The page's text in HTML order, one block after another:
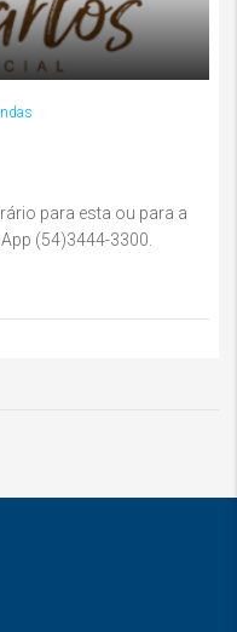
para esta ou para a
(54)3444-3300.